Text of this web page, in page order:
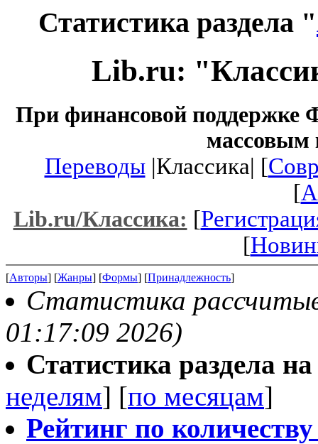
Статистика раздела "
Lib.ru:
При финансовой поддержке
массовым
Переводы|Классика| [
[
Lib.ru/Классика: [
[
[Авторы] [Жанры] [Формы] [Принадлежность]
Статистика
01:17:09 2026)
Статистика раздела
неделям] [по месяцам]
Рейтинг по